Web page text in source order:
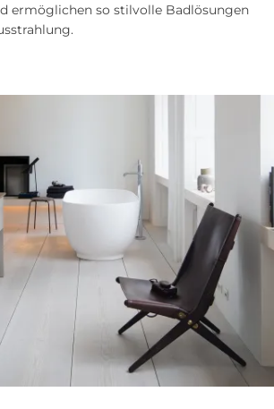
ermöglichen so stilvolle Badlösungen